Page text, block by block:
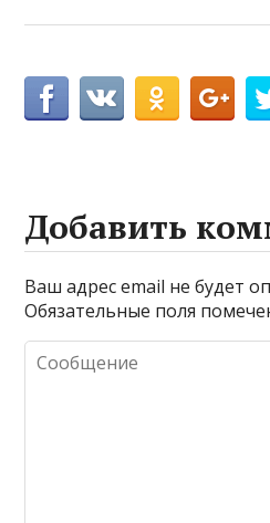
Добавить
Ваш адрес email не будет
Обязательные поля